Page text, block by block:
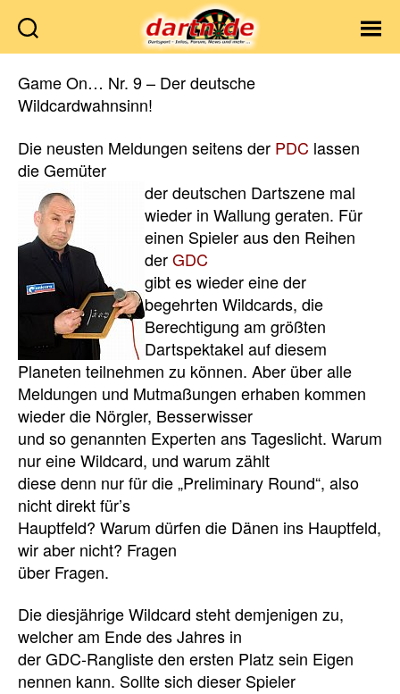
Game On… Nr. 9 – Der deutsche
Wildcardwahnsinn!
Die neusten Meldungen seitens der PDC lassen
die Gemüter
der deutschen Dartszene mal
wieder in Wallung geraten. Für
einen Spieler aus den Reihen
derGDC
gibt es wieder eine der
begehrten Wildcards, die
Berechtigung am größten
Dartspektakel auf diesem
Planeten teilnehmen zu können. Aber über alle
Meldungen und Mutmaßungen erhaben kommen
wieder die Nörgler, Besserwisser
und so genannten Experten ans Tageslicht. Warum
nur eine Wildcard, und warum zählt
diese denn nur für die „Preliminary Round“, also
nicht direkt für’s
Hauptfeld? Warum dürfen die Dänen ins Hauptfeld,
wir aber nicht? Fragen
über Fragen.
Die diesjährige Wildcard steht demjenigen zu,
welcher am Ende des Jahres in
der GDC-Rangliste den ersten Platz sein Eigen
nennen kann. Sollte sich dieser Spieler